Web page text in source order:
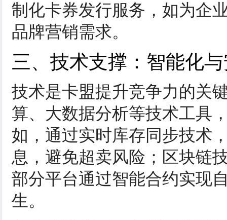
制化卡券发行服务，如为企
品牌营销需求。
三、技术支撑：智能化
技术是卡盟提升竞争力的关
算、大数据分析等技术工具
如，通过实时库存同步技术
息，避免超卖风险；区块链
部分平台通过智能合约实现
生。